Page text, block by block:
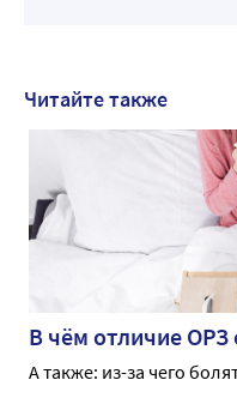
Читайте также
В чём отличие
А также: из-за чего